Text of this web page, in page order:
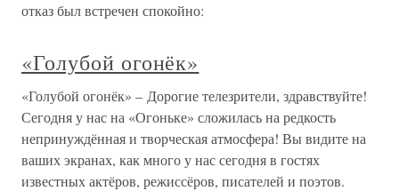
отказ был встречен спокойно:
«Голубой огонёк»
«Голубой огонёк» – Дорогие телезрители, здравствуйте!
Сегодня у нас на «Огоньке» сложилась на редкость
непринуждённая и творческая атмосфера! Вы видите на
ваших экранах, как много у нас сегодня в гостях
известных актёров, режиссёров, писателей и поэтов.